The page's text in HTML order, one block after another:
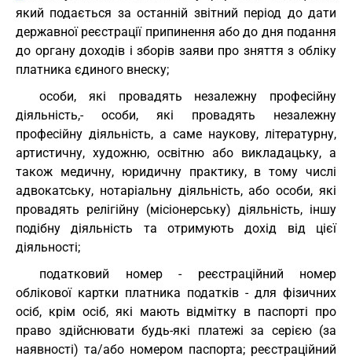
який подається за останній звітний період до дати
державної реєстрації припинення або до дня подання
до органу доходів і зборів заяви про зняття з обліку
платника єдиного внеску;
особи, які провадять незалежну професійну
діяльність,- особи, які провадять незалежну
професійну діяльність, а саме наукову, літературну,
артистичну, художню, освітню або викладацьку, а
також медичну, юридичну практику, в тому числі
адвокатську, нотаріальну діяльність, або особи, які
провадять релігійну (місіонерську) діяльність, іншу
подібну діяльність та отримують дохід від цієї
діяльності;
податковий номер - реєстраційний номер
облікової картки платника податків - для фізичних
осіб, крім осіб, які мають відмітку в паспорті про
право здійснювати будь-які платежі за серією (за
наявності) та/або номером паспорта; реєстраційний